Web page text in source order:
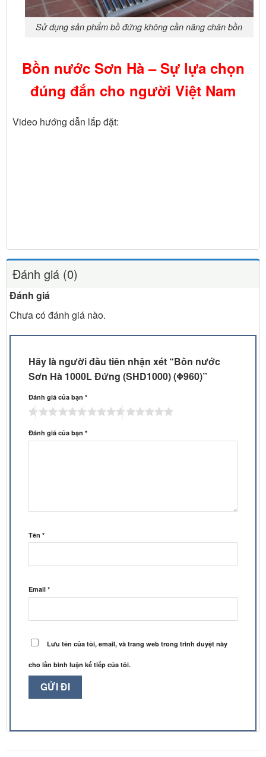
Sử dụng sản phẩm bồ đứng không cần nâng chân bồn
Bồn nước Sơn Hà – Sự lựa chọn
đúng đắn cho người Việt Nam
Video hướng dẫn lắp đặt:
Đánh giá (0)
Đánh giá
Chưa có đánh giá nào.
Hãy là người đầu tiên nhận xét “Bồn nước
Sơn Hà 1000L Đứng (SHD1000) (Φ960)”
Đánh giá của bạn *
Đánh giá của bạn *
Tên *
Email *
Lưu tên của tôi, email, và trang web trong trình duyệt này
cho lần bình luận kế tiếp của tôi.